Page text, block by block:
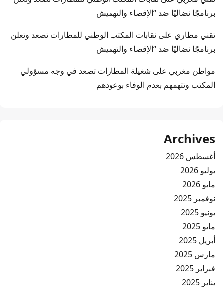
برنامجًا نضاليًا ضد “الإقصاء والتهميش
تقني مطاري على نقابات المكتب الوطني للمطارات تصعد وتعلن
برنامجًا نضاليًا ضد “الإقصاء والتهميش
مواطن مغربي على شغيلة المطارات تصعد في وجه مسؤولي
المكتب وتتهمهم بعدم الوفاء بوعودهم
Archives
أغسطس 2026
يوليو 2026
مايو 2026
نوفمبر 2025
يونيو 2025
مايو 2025
أبريل 2025
مارس 2025
فبراير 2025
يناير 2025